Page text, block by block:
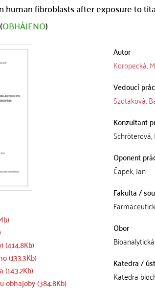
human fibroblasts after exposure to
OBHÁJENO)
(414.8Kb)
(133.3Kb)
(143.2Kb)
obhajoby (384.8Kb)
Autor
Koropecká,
Vedoucí
Szotáková,
Konzultant
Oponent
Čapek, Jan
Fakulta /
Obor
Katedra /
Katedra